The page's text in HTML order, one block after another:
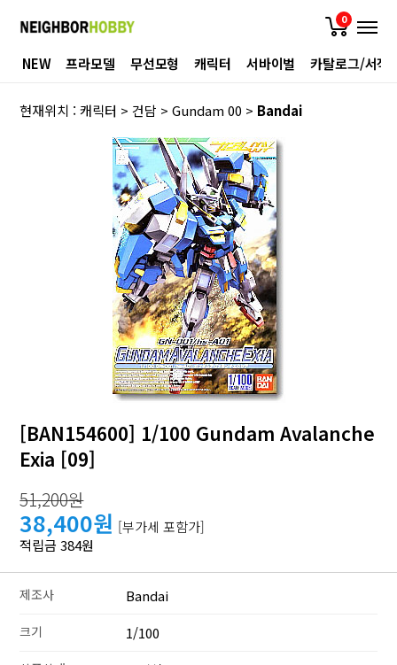
0
NEW 프라모델 무선모형 캐릭터 서바이벌 카탈로그/서적
현재위치 :캐릭터 >건담 >Gundam 00 > Bandai
[BAN154600] 1/100 Gundam Avalanche
Exia [09]
51,200원
38,400원 [부가세 포함가]
적립금 384원
제조사 Bandai
크기 1/100